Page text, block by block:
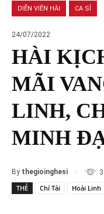
DIỄN VIÊN HÀI CA SĨ
24/07/2022
HÀI
MÃI
LINH,
MINH
By thegioinghesi
THẺ Chí Tài Hoài Linh